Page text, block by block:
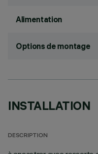
Alimentation
Options de montage
INSTALLATION
DESCRIPTION